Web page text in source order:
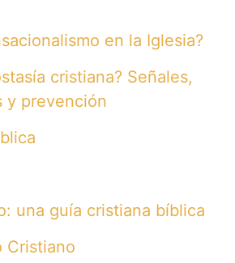
en la Iglesia?
cristiana? Señales,
y prevención
una guía cristiana bíblica
Cristiano